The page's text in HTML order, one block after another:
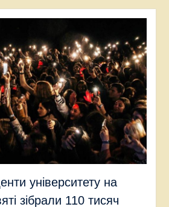
університету на
зібрали 110 тисяч